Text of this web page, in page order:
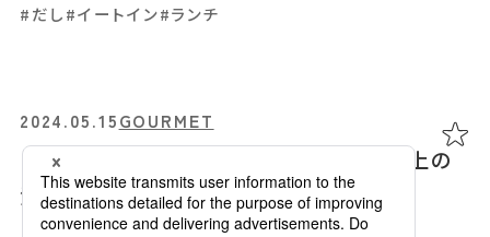
#だし#イートイン#ランチ
「枕崎みなと食堂」カツオや地魚など極上の
漁港グルメを楽しんで！
2024.05.15GOURMET